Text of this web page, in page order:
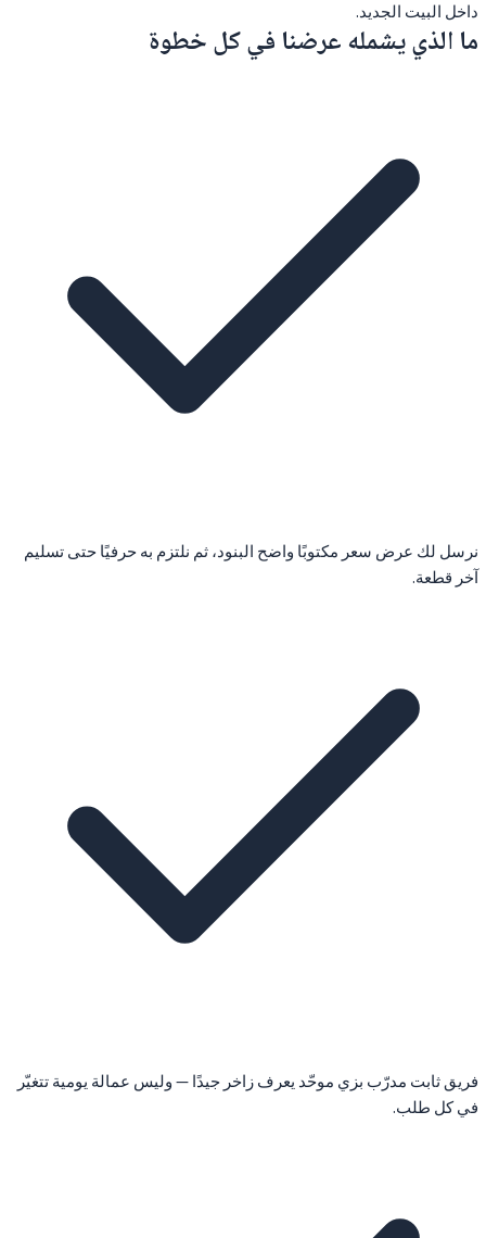
داخل البيت الجديد.
ما الذي يشمله عرضنا في كل خطوة
نرسل لك عرض سعر مكتوبًا واضح البنود، ثم نلتزم به حرفيًا حتى تسليم
آخر قطعة.
فريق ثابت مدرّب بزي موحّد يعرف زاخر جيدًا — وليس عمالة يومية تتغيّر
في كل طلب.